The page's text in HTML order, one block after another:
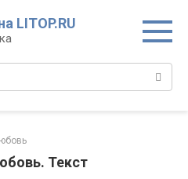
LITOP.RU
Текст